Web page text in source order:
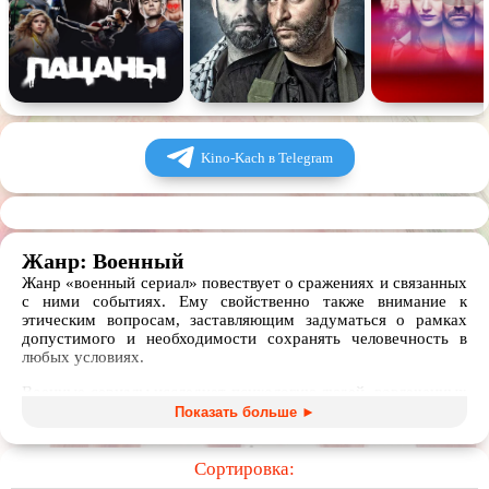
Kino-Kach в Telegram
Жанр: Военный
Жанр «военный сериал» повествует о сражениях и связанных
с ними событиях. Ему свойственно также внимание к
этическим вопросам, заставляющим задуматься о рамках
допустимого и необходимости сохранять человечность в
любых условиях.
Военные сериалы исследует психологию людей, вовлеченных
в сражение, повествуют о страданиях солдат и мирных
полнометражные и короткометражные фильмы, сериалы и
мультфильмы про войну дают пищу для размышлений об
истоках героизма и предательства, одновременно восхищая
Показать больше ►
Сортировка: